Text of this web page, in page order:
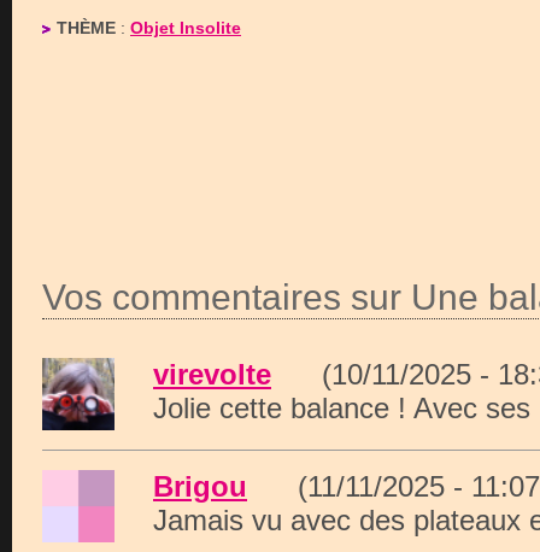
THÈME : Objet Insolite
Vos commentaires sur Une
virevolte (10/11/2025 -
Jolie cette balance ! Avec
Brigou (11/11/2025 -
Jamais vu avec des plateaux